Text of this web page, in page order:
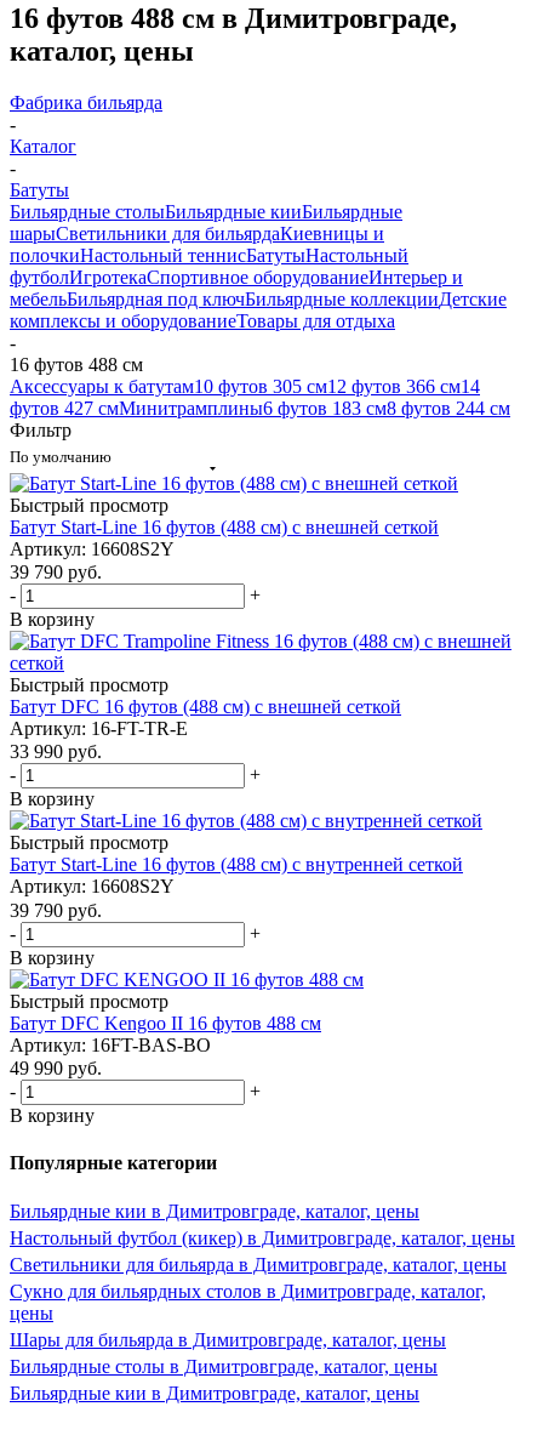
16 футов 488 см в Димитровграде,
каталог, цены
Фабрика бильярда
-
Каталог
-
Батуты
Бильярдные столыБильярдные кииБильярдные
шарыСветильники для бильярдаКиевницы и
полочкиНастольный теннисБатутыНастольный
футболИгротекаСпортивное оборудованиеИнтерьер и
мебельБильярдная под ключБильярдные коллекцииДетские
комплексы и оборудованиеТовары для отдыха
-
16 футов 488 см
Аксессуары к батутам10 футов 305 см12 футов 366 см14
футов 427 смМинитрамплины6 футов 183 см8 футов 244 см
Фильтр
По умолчанию
Быстрый просмотр
Батут Start-Line 16 футов (488 см) с внешней сеткой
Артикул: 16608S2Y
39 790 руб.
-
+
В корзину
Быстрый просмотр
Батут DFC 16 футов (488 см) с внешней сеткой
Артикул: 16-FT-TR-E
33 990 руб.
-
+
В корзину
Быстрый просмотр
Батут Start-Line 16 футов (488 см) с внутренней сеткой
Артикул: 16608S2Y
39 790 руб.
-
+
В корзину
Быстрый просмотр
Батут DFC Kengoo II 16 футов 488 см
Артикул: 16FT-BAS-BO
49 990 руб.
-
+
В корзину
Популярные категории
Бильярдные кии в Димитровграде, каталог, цены
Настольный футбол (кикер) в Димитровграде, каталог, цены
Светильники для бильярда в Димитровграде, каталог, цены
Сукно для бильярдных столов в Димитровграде, каталог,
цены
Шары для бильярда в Димитровграде, каталог, цены
Бильярдные столы в Димитровграде, каталог, цены
Бильярдные кии в Димитровграде, каталог, цены